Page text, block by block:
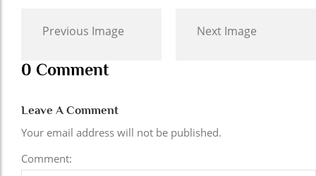
Previous Image Next Image
0 Comment
Leave A Comment
Your email address will not be published.
Comment: